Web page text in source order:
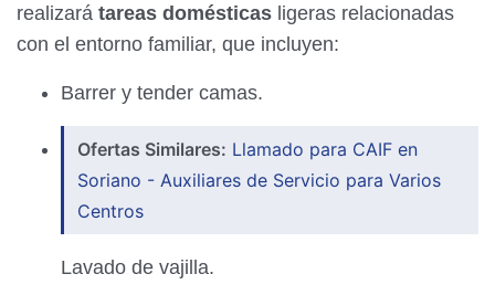
realizará tareas domésticas ligeras relacionadas
con el entorno familiar, que incluyen:
Barrer y tender camas.
Ofertas Similares: Llamado para CAIF en
Soriano - Auxiliares de Servicio para Varios
Centros
Lavado de vajilla.